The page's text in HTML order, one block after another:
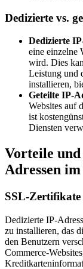
Dedizierte vs.
Dedizierte
eine einzelne
wird. Dies
Leistung und
installieren,
Geteilte IP-
Websites auf
ist
Diensten
Vorteile
Adressen
SSL-
Dedizierte IP-
zu installieren, das
den Benutzern
Commerce-